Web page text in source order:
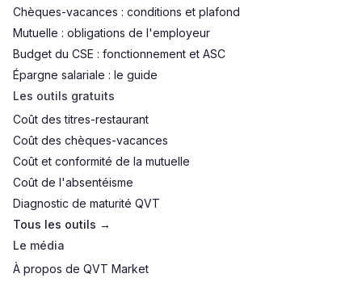
Chèques-vacances : conditions et plafond
Mutuelle : obligations de l'employeur
Budget du CSE : fonctionnement et ASC
Épargne salariale : le guide
Les outils gratuits
Coût des titres-restaurant
Coût des chèques-vacances
Coût et conformité de la mutuelle
Coût de l'absentéisme
Diagnostic de maturité QVT
Tous les outils →
Le média
À propos de QVT Market